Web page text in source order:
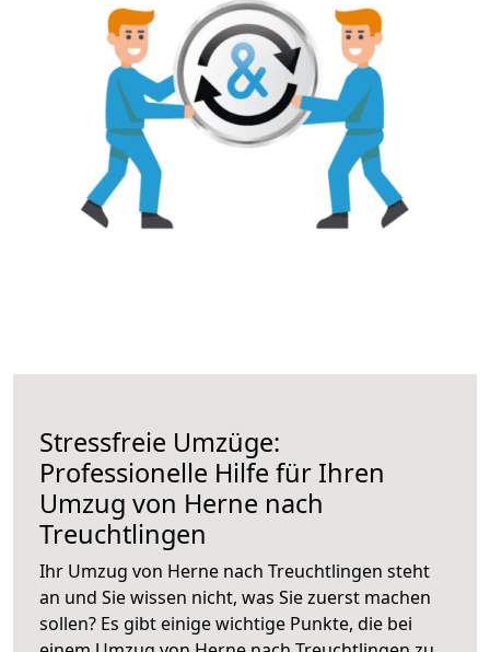
Stressfreie Umzüge:
Professionelle Hilfe für Ihren
Umzug von Herne nach
Treuchtlingen
Ihr Umzug von Herne nach Treuchtlingen steht
an und Sie wissen nicht, was Sie zuerst machen
sollen? Es gibt einige wichtige Punkte, die bei